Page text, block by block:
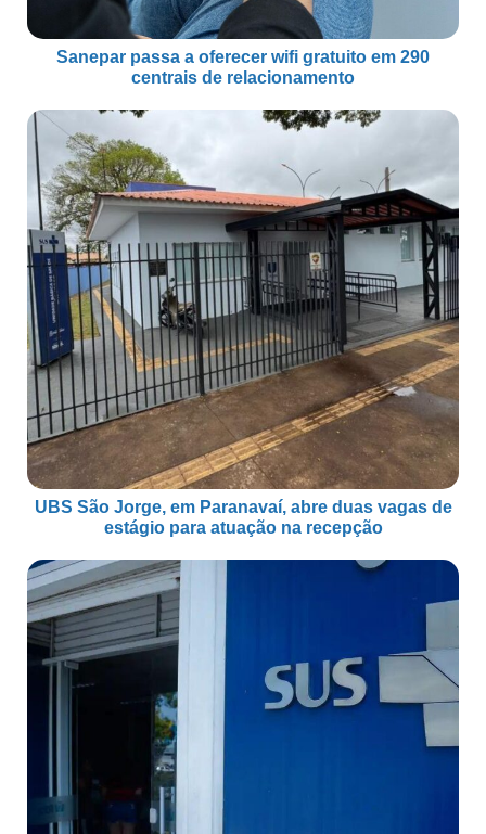
Sanepar passa a oferecer wifi gratuito em 290
centrais de relacionamento
UBS São Jorge, em Paranavaí, abre duas vagas de
estágio para atuação na recepção